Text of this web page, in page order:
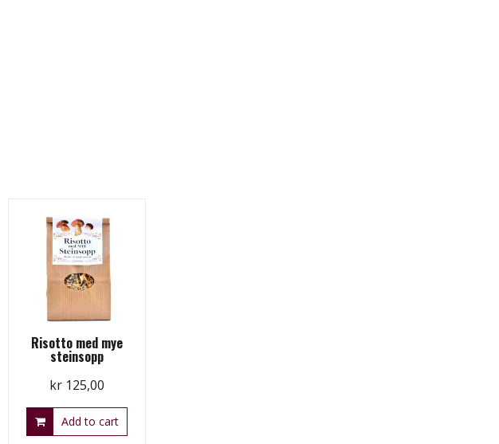
Risotto med mye
steinsopp
kr 125,00
Add to cart